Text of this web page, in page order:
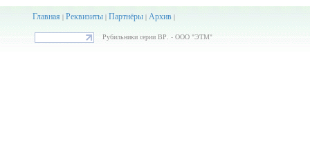
Главная| Реквизиты| Партнёры| Архив|
Рубильники серии ВР. - ООО "ЭТМ"